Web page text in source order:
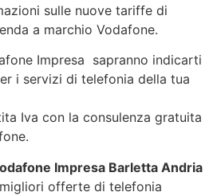
sulle nuove tariffe di
a marchio Vodafone.
Impresa sapranno indicarti
i servizi di telefonia della tua
Iva con la consulenza gratuita
Impresa Barletta Andria
offerte di telefonia